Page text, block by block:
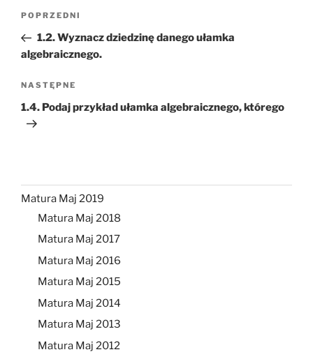
Nawigacja
Poprzedni
wpis
POPRZEDNI
1.2. Wyznacz dziedzinę danego ułamka
algebraicznego.
Następny
wpis
NASTĘPNE
1.4. Podaj przykład ułamka algebraicznego, którego
Matura Maj 2019
Matura Maj 2018
Matura Maj 2017
Matura Maj 2016
Matura Maj 2015
Matura Maj 2014
Matura Maj 2013
Matura Maj 2012